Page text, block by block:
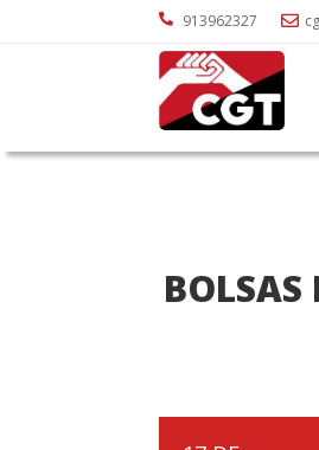
 913962327 